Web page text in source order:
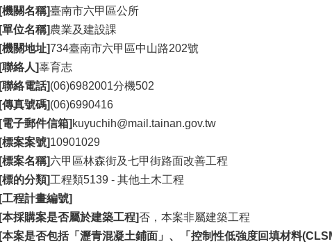
[機關名稱]臺南市六甲區公所
[單位名稱]農業及建設課
[機關地址]734臺南市六甲區中山路202號
[聯絡人]辜育志
[聯絡電話](06)6982001分機502
[傳真號碼](06)6990416
[電子郵件信箱] kuyuchih@mail.tainan.gov.tw
[標案案號]10901029
[標案名稱]六甲區林森街及七甲街路面改善工程
[標的分類]工程類5139 - 其他土木工程
[工程計畫編號]
[本採購案是否屬於建築工程]否，本案非屬建築工程
[本案是否包括「瀝青混凝土鋪面」、「控制性低強度回填材料